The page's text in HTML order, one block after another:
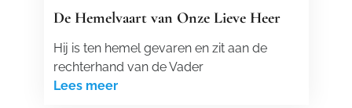
De Hemelvaart van Onze Lieve Heer
Hij is ten hemel gevaren en zit aan de
rechterhand van de Vader
Lees meer